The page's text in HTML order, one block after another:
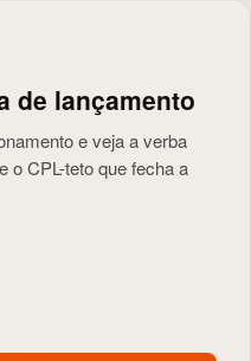
de lançamento
e veja a verba
o CPL-teto que fecha a